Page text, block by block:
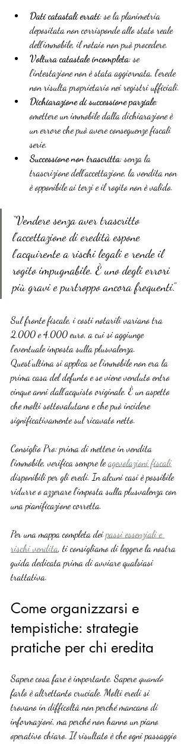
Dati catastali errati: se la planimetria
depositata non corrisponde allo stato reale
dell’immobile, il notaio non può procedere.
Voltura catastale incompleta: se
l’intestazione non è stata aggiornata, l’erede
non risulta proprietario nei registri ufficiali.
Dichiarazione di successione parziale:
omettere un immobile dalla dichiarazione è
un errore che può avere conseguenze fiscali
serie.
Successione non trascritta: senza la
trascrizione dell’accettazione, la vendita non
è opponibile ai terzi e il rogito non è valido.
“Vendere senza aver trascritto
l’accettazione di eredità espone
l’acquirente a rischi legali e rende il
rogito impugnabile. È uno degli errori
più gravi e purtroppo ancora frequenti.”
Sul fronte fiscale, i costi notarili variano tra
2.000 e 4.000 euro, a cui si aggiunge
l’eventuale imposta sulla plusvalenza.
Quest’ultima si applica se l’immobile non era la
prima casa del defunto e se viene venduto entro
cinque anni dall’acquisto originale. È un aspetto
che molti sottovalutano e che può incidere
significativamente sul ricavato netto.
Consiglio Pro: prima di mettere in vendita
l’immobile, verifica sempre le agevolazioni fiscali
disponibili per gli eredi. In alcuni casi è possibile
ridurre o azzerare l’imposta sulla plusvalenza con
una pianificazione corretta.
Per una mappa completa dei passi essenziali e
rischi vendita, ti consigliamo di leggere la nostra
guida dedicata prima di avviare qualsiasi
trattativa.
Come organizzarsi e
tempistiche: strategie
pratiche per chi eredita
Sapere cosa fare è importante. Sapere quando
farlo è altrettanto cruciale. Molti eredi si
trovano in difficoltà non perché mancano di
informazioni, ma perché non hanno un piano
operativo chiaro. Il risultato è che ogni passaggio